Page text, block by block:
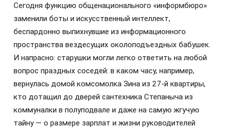
Сегодня функцию общенационального «информбюро»
заменили боты и искусственный интеллект,
беспардонно выпихнувшие из информационного
пространства вездесущих околоподъездных бабушек.
И напрасно: старушки могли легко ответить на любой
вопрос праздных соседей: в каком часу, например,
вернулась домой комсомолка Зина из 27-й квартиры,
кто дотащил до дверей сантехника Степаныча из
коммуналки в полуподвале и даже на самую жгучую
тайну — о размере зарплат и жизни руководителей